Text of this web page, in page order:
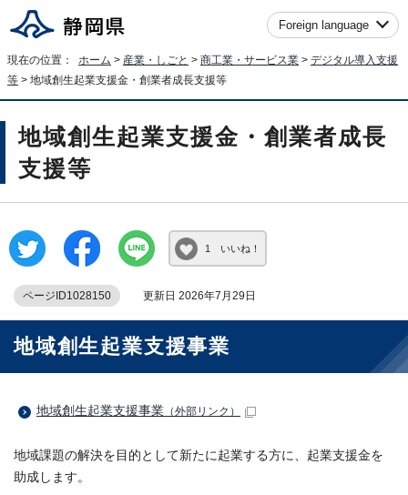
Foreign language
現在の位置： ホーム > 産業・しごと > 商工業・サービス業 > デジタル導入支援
等 > 地域創生起業支援金・創業者成長支援等
地域創生起業支援金・創業者成長
支援等
1 いいね！
ページID1028150 更新日 2026年7月29日
地域創生起業支援事業
地域創生起業支援事業 （外部リンク）
地域課題の解決を目的として新たに起業する方に、起業支援金を
助成します。